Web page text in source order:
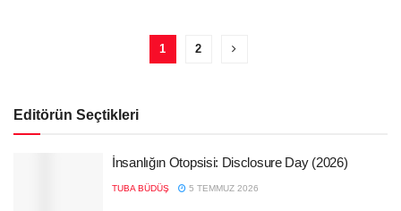
1 2
Editörün Seçtikleri
İnsanlığın Otopsisi: Disclosure Day (2026)
TUBA BÜDÜŞ 5 TEMMUZ 2026